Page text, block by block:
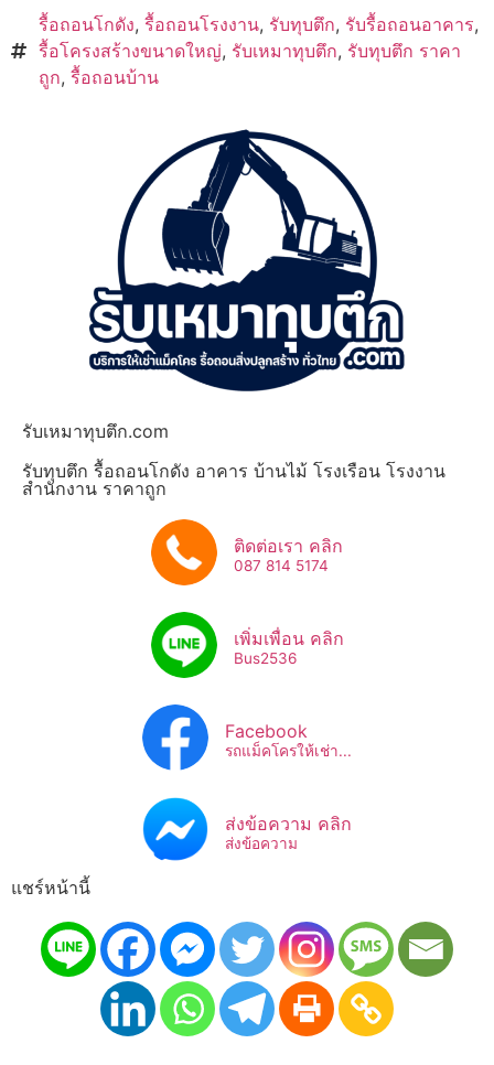
รื้อถอนโกดัง, รื้อถอนโรงงาน, รับทุบตึก, รับรื้อถอนอาคาร,
รื้อโครงสร้างขนาดใหญ่, รับเหมาทุบตึก, รับทุบตึก ราคา
ถูก, รื้อถอนบ้าน
รับเหมาทุบตึก.com
รับทุบตึก รื้อถอนโกดัง อาคาร บ้านไม้ โรงเรือน โรงงาน
สำนักงาน ราคาถูก
ติดต่อเรา คลิก
087 814 5174
เพิ่มเพื่อน คลิก
Bus2536​
Facebook
รถแม็คโครให้เช่า...
ส่งข้อความ คลิก
ส่งข้อความ
แชร์หน้านี้